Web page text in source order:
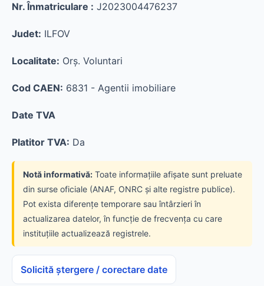
Nr. Înmatriculare : J2023004476237
Judet: ILFOV
Localitate: Orş. Voluntari
Cod CAEN: 6831 - Agentii imobiliare
Date TVA
Platitor TVA: Da
Notă informativă: Toate informațiile afișate sunt preluate
din surse oficiale (ANAF, ONRC și alte registre publice).
Pot exista diferențe temporare sau întârzieri în
actualizarea datelor, în funcție de frecvența cu care
instituțiile actualizează registrele.
Solicită ștergere / corectare date